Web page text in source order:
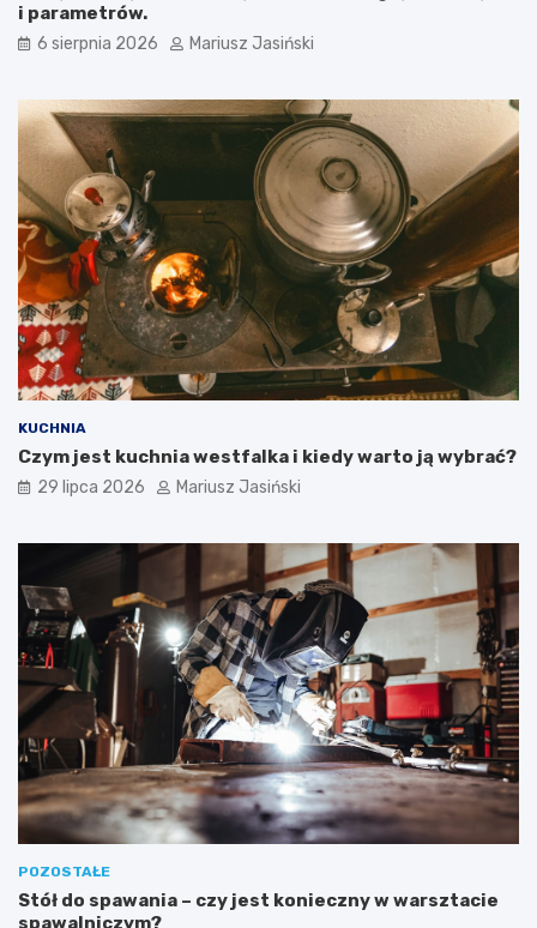
i parametrów.
6 sierpnia 2026 Mariusz Jasiński
KUCHNIA
Czym jest kuchnia westfalka i kiedy warto ją wybrać?
29 lipca 2026 Mariusz Jasiński
POZOSTAŁE
Stół do spawania – czy jest konieczny w warsztacie
spawalniczym?